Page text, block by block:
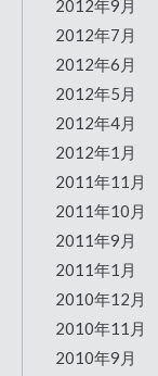
2012年9月
2012年7月
2012年6月
2012年5月
2012年4月
2012年1月
2011年11月
2011年10月
2011年9月
2011年1月
2010年12月
2010年11月
2010年9月